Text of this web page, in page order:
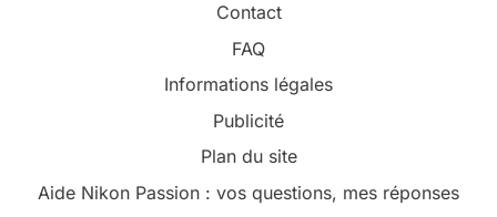
Contact
FAQ
Informations légales
Publicité
Plan du site
Aide Nikon Passion : vos questions, mes réponses